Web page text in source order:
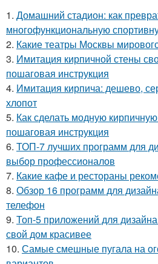
1. Домашний стадион: как
многофункциональную
2. Какие театры Москвы
3. Имитация кирпичной стены
пошаговая инструкция
4. Имитация кирпича: дешево,
хлопот
5. Как сделать модную
пошаговая инструкция
6. ТОП-7 лучших программ для
выбор профессионалов
7. Какие кафе и рестораны
8. Обзор 16 программ для
телефон
9. Топ-5 приложений для
свой дом красивее
10. Самые смешные пугала на